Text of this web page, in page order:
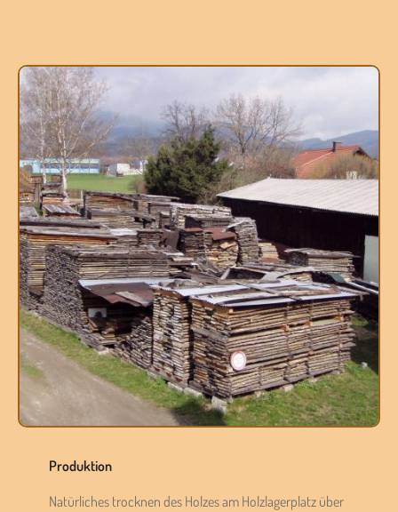
Produktion
Natürliches trocknen des Holzes am Holzlagerplatz über